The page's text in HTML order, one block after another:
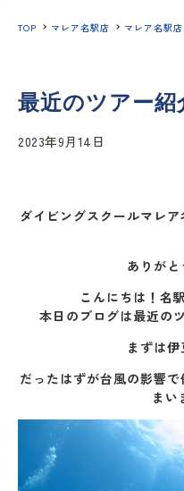
TOP マレア名駅店 マレア名駅
最近のツアー紹
2023年9月14日
ダイビングスクールマレ
ありがと
こんにちは！名
本日のブログは最近の
まずは伊
だったはずが台風の影響
まい